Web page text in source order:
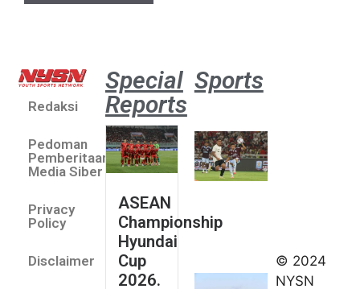
Redaksi
Pedoman
Pemberitaan
Media Siber
Privacy
Policy
Disclaimer
Special
Reports
ASEAN
Championship
Hyundai
Cup
2026.
Sports
umum
Kejurnas
© 2024
NYSN